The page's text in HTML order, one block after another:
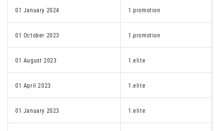
01 January 2024 1.promotion
01 October 2023 1.promotion
01 August 2023 1.elite
01 April 2023 1.elite
01 January 2023 1.elite